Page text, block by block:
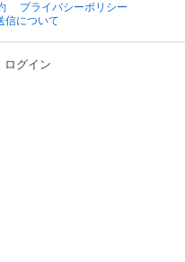
プライバシーポリシー
信について
ログイン